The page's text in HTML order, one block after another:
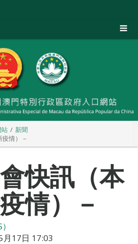
站
新聞
情）－
快訊（本
情）－
月17日 17:03